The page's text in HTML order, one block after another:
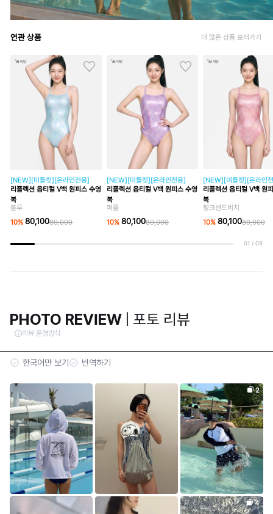
연관 상품 더 많은 상품 보러가기
[NEW][미들컷][온라인전용]
리플렉션 옵티컬 V백 원피스 수영
복
블루
10% 80,10089,000
[NEW][미들컷][온라인전용]
리플렉션 옵티컬 V백 원피스 수영
복
퍼플
10% 80,10089,000
[NEW][미들컷][온라인
리플렉션 옵티컬 V백 원
복
핑크샌드비치
10% 80,10089,000
01 / 09